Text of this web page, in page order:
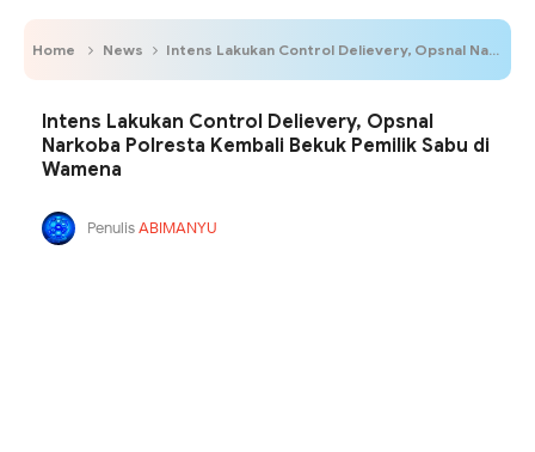
Home News Intens Lakukan Control Delievery, Opsnal Narkoba Polresta Kembali Bekuk Pemilik Sabu di Wamena
Intens Lakukan Control Delievery, Opsnal
Narkoba Polresta Kembali Bekuk Pemilik Sabu di
Wamena
PenulisABIMANYU